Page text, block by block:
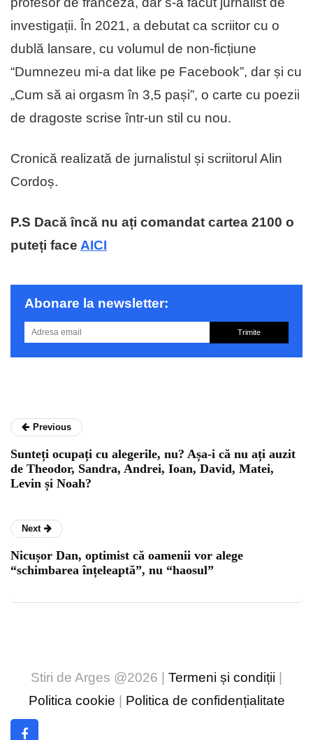
investigații. În 2021, a debutat ca scriitor cu o
dublă lansare, cu volumul de non-ficțiune
“Dumnezeu mi-a dat like pe Facebook”, dar și cu
„Cum să ai orgasm în 3,5 pași”, o carte cu poezii
de dragoste scrise într-un stil cu nou.
Cronică realizată de jurnalistul și scriitorul Alin
Cordoș.
P.S Dacă încă nu ați comandat cartea 2100 o
puteți face AICI
Abonare la newsletter:
Trimite
Previous
Sunteți ocupați cu alegerile, nu? Așa-i că nu ați auzit
de Theodor, Sandra, Andrei, Ioan, David, Matei,
Levin și Noah?
Next
Nicușor Dan, optimist că oamenii vor alege
“schimbarea înțeleaptă”, nu “haosul”
Stiri de Arges @2026 | Termeni și condiții |
Politica cookie | Politica de confidențialitate